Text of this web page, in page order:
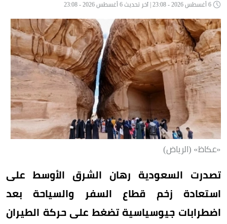
«عكاظ» (الرياض)
تصدرت السعودية رهان الشرق الأوسط على
استعادة زخم قطاع السفر والسياحة بعد
اضطرابات جيوسياسية تضغط على حركة الطيران